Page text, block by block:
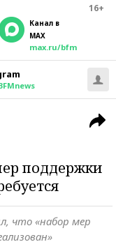
16+
Канал в
MAX
max.ru/bfm
поддержки
что «набор мер